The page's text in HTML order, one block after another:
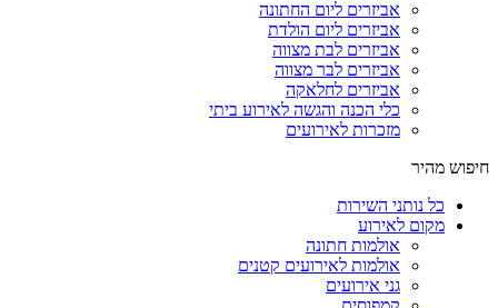
אביזרים ליום החתונה
אביזרים ליום הולדת
אביזרים לבת מצווה
אביזרים לבר מצווה
אביזרים לחלאקה
כלי הכנה והגשה לאירוע ביתי
מזכרות לאירועים
חיפוש מהיר
כל נותני השירות
מקום לאירוע
אולמות חתונה
אולמות לאירועים קטנים
גני אירועים